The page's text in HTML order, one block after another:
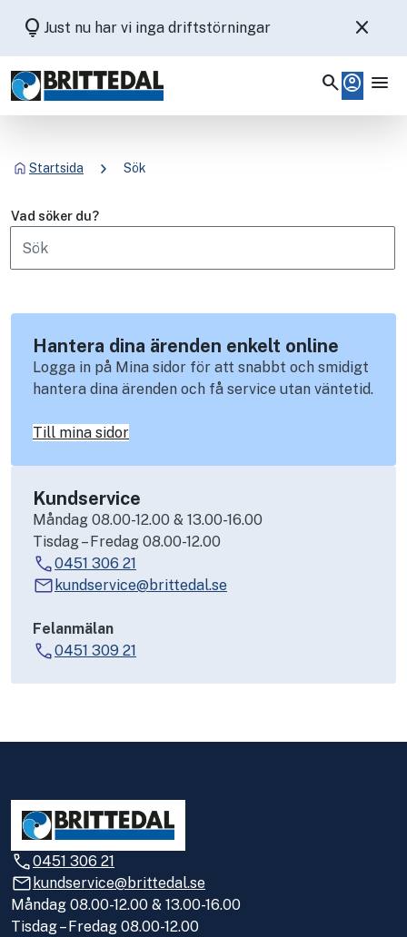
lightbulb Just nu har vi inga driftstörningar close
searchaccount_circle menu
Startsida chevron_right Sök
Vad söker du?
Hantera dina ärenden enkelt online
Logga in på Mina sidor för att snabbt och smidigt
hantera dina ärenden och få service utan väntetid.
Till mina sidor
Kundservice
Måndag 08.00-12.00 & 13.00-16.00
Tisdag – Fredag 08.00-12.00
0451 306 21
kundservice@brittedal.se
Felanmälan
0451 309 21
0451 306 21
kundservice@brittedal.se
Måndag 08.00-12.00 & 13.00-16.00
Tisdag – Fredag 08.00-12.00